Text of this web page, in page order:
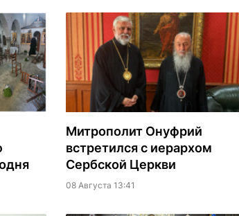
Митрополит Онуфрий
встретился с иерархом
Сербской Церкви
08 Августа 13:41